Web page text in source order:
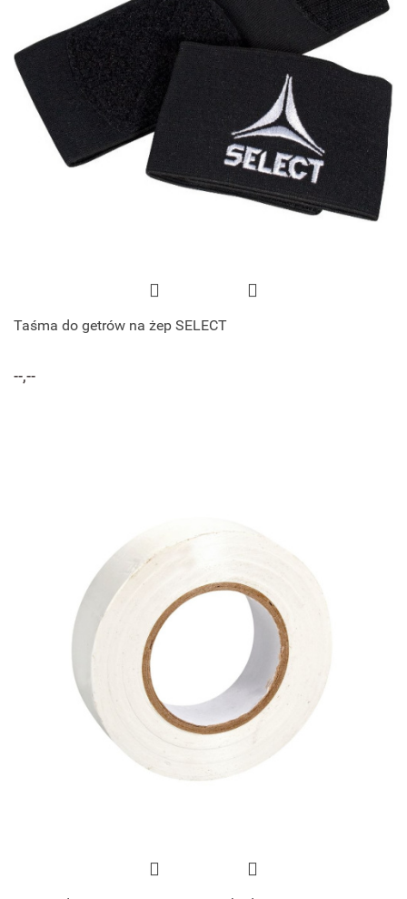
Taśma do getrów na żep SELECT
--,--